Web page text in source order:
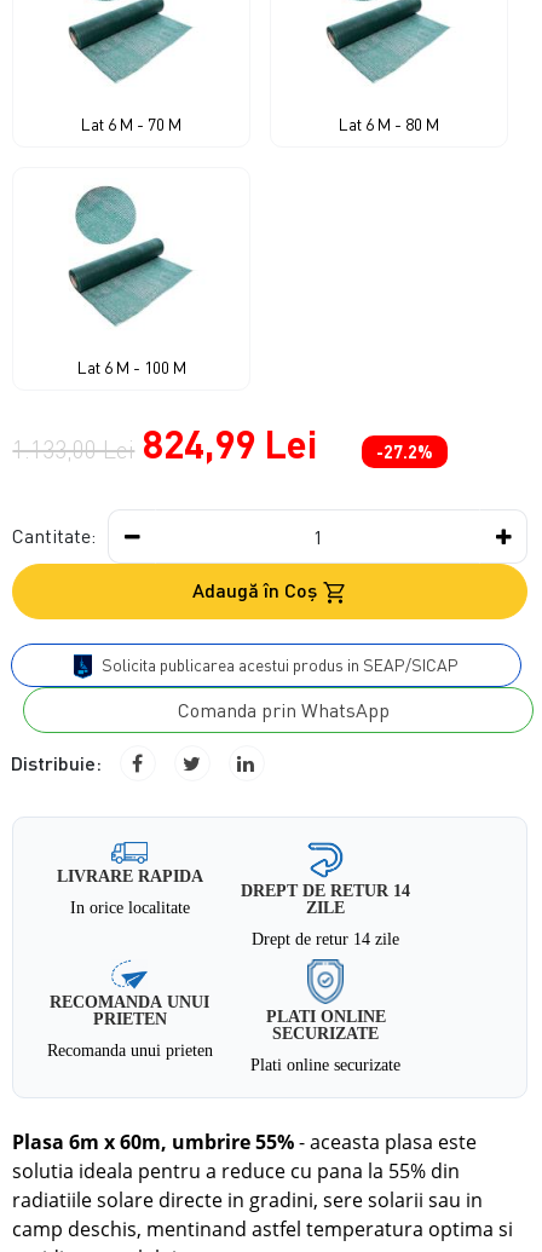
Lat 6 M - 70 M Lat 6 M - 80 M
Lat 6 M - 100 M
1.133,00 Lei 824,99 Lei -27.2%
Cantitate:
Adaugă în Coş
Solicita publicarea acestui produs in SEAP/SICAP
Comanda prin WhatsApp
Distribuie:
LIVRARE RAPIDA
In orice localitate
DREPT DE RETUR 14
ZILE
Drept de retur 14 zile
RECOMANDA UNUI
PRIETEN
Recomanda unui prieten
PLATI ONLINE
SECURIZATE
Plati online securizate
Plasa 6m x 60m, umbrire 55%- aceasta plasa este
solutia ideala pentru a reduce cu pana la 55% din
radiatiile solare directe in gradini, sere solarii sau in
camp deschis, mentinand astfel temperatura optima si